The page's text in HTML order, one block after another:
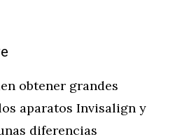
obtener grandes
aparatos Invisalign y
diferencias